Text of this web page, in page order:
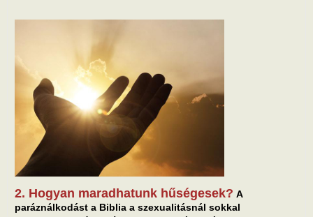
2. Hogyan maradhatunk hűségesek? A
paráználkodást a Biblia a szexualitásnál sokkal